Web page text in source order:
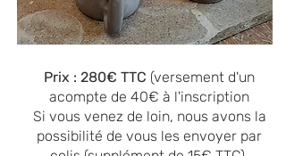
Prix : 280€ TTC (versement d'un
acompte de 40€ à l'inscription
Si vous venez de loin, nous avons la
possibilité de vous les envoyer par